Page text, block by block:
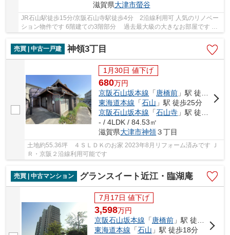
滋賀県大津市螢谷
JR石山駅徒歩15分/京阪石山寺駅徒歩4分 2沿線利用可 人気のリノベー
ション物件です 6階建ての3階部分 過去最大級の大きなお部屋です 瀬
売買 | 中古一戸建
神領3丁目
1月30日 値下げ
680万円
京阪石山坂本線 「唐橋前 」駅 徒歩15分
東海道本線 「石山 」駅 徒歩25分
京阪石山坂本線 「石山寺 」駅 徒歩21分
- / 4LDK / 84.53㎡
滋賀県大津市神領３丁目
土地約55.36坪 ４ＳＬＤＫのお家 2023年8月リフォーム済みです Ｊ
Ｒ・京阪２沿線利用可能です
売買 | 中古マンション グランスイート近江・臨湖庵
7月17日 値下げ
3,598万円
京阪石山坂本線 「 唐橋前」駅 徒歩9分
東海道本線 「石山 」駅 徒歩18分